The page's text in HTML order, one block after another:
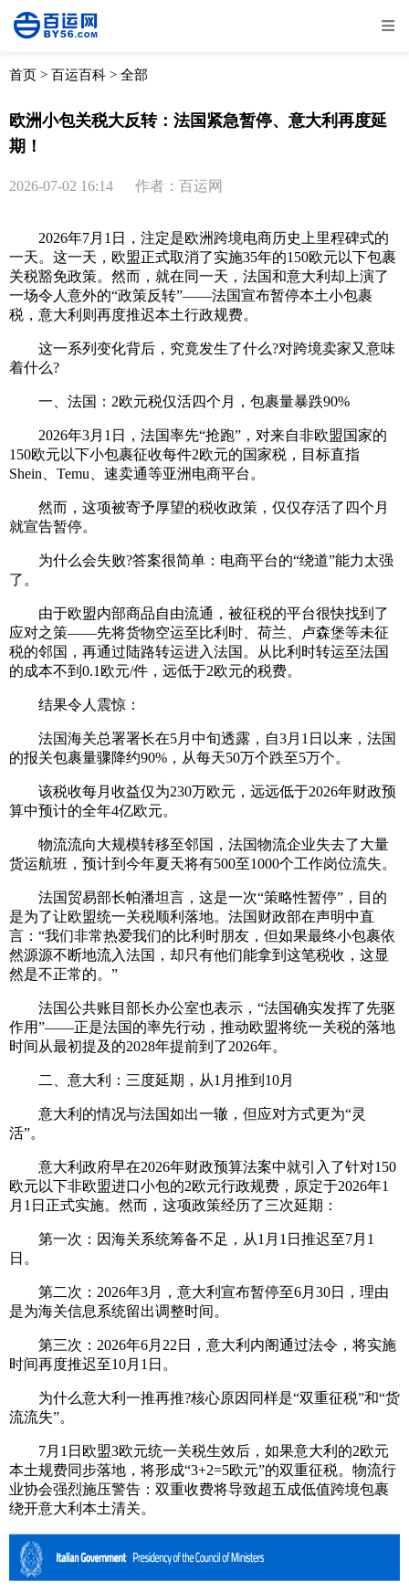
全部 物流资讯
首页 > 百运百科 > 全部
欧洲小包关税大反转：法国紧急暂停、意大利再度延
期！
2026-07-02 16:14 作者：百运网
2026年7月1日，注定是欧洲跨境电商历史上里程碑式的
一天。这一天，欧盟正式取消了实施35年的150欧元以下包裹
关税豁免政策。然而，就在同一天，法国和意大利却上演了
一场令人意外的“政策反转”——法国宣布暂停本土小包裹
税，意大利则再度推迟本土行政规费。
这一系列变化背后，究竟发生了什么?对跨境卖家又意味
着什么?
一、法国：2欧元税仅活四个月，包裹量暴跌90%
2026年3月1日，法国率先“抢跑”，对来自非欧盟国家的
150欧元以下小包裹征收每件2欧元的国家税，目标直指
Shein、Temu、速卖通等亚洲电商平台。
然而，这项被寄予厚望的税收政策，仅仅存活了四个月
就宣告暂停。
为什么会失败?答案很简单：电商平台的“绕道”能力太强
了。
由于欧盟内部商品自由流通，被征税的平台很快找到了
应对之策——先将货物空运至比利时、荷兰、卢森堡等未征
税的邻国，再通过陆路转运进入法国。从比利时转运至法国
的成本不到0.1欧元/件，远低于2欧元的税费。
结果令人震惊：
法国海关总署署长在5月中旬透露，自3月1日以来，法国
的报关包裹量骤降约90%，从每天50万个跌至5万个。
该税收每月收益仅为230万欧元，远远低于2026年财政预
算中预计的全年4亿欧元。
物流流向大规模转移至邻国，法国物流企业失去了大量
货运航班，预计到今年夏天将有500至1000个工作岗位流失。
法国贸易部长帕潘坦言，这是一次“策略性暂停”，目的
是为了让欧盟统一关税顺利落地。法国财政部在声明中直
言：“我们非常热爱我们的比利时朋友，但如果最终小包裹依
然源源不断地流入法国，却只有他们能拿到这笔税收，这显
然是不正常的。”
法国公共账目部长办公室也表示，“法国确实发挥了先驱
作用”——正是法国的率先行动，推动欧盟将统一关税的落地
时间从最初提及的2028年提前到了2026年。
二、意大利：三度延期，从1月推到10月
意大利的情况与法国如出一辙，但应对方式更为“灵
活”。
意大利政府早在2026年财政预算法案中就引入了针对150
欧元以下非欧盟进口小包的2欧元行政规费，原定于2026年1
月1日正式实施。然而，这项政策经历了三次延期：
第一次：因海关系统筹备不足，从1月1日推迟至7月1
日。
第二次：2026年3月，意大利宣布暂停至6月30日，理由
是为海关信息系统留出调整时间。
第三次：2026年6月22日，意大利内阁通过法令，将实施
时间再度推迟至10月1日。
为什么意大利一推再推?核心原因同样是“双重征税”和“货
流流失”。
7月1日欧盟3欧元统一关税生效后，如果意大利的2欧元
本土规费同步落地，将形成“3+2=5欧元”的双重征税。物流行
业协会强烈施压警告：双重收费将导致超五成低值跨境包裹
绕开意大利本土清关。